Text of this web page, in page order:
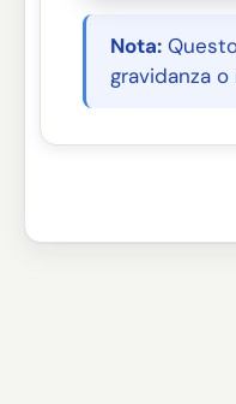
Nota:
gravidanza